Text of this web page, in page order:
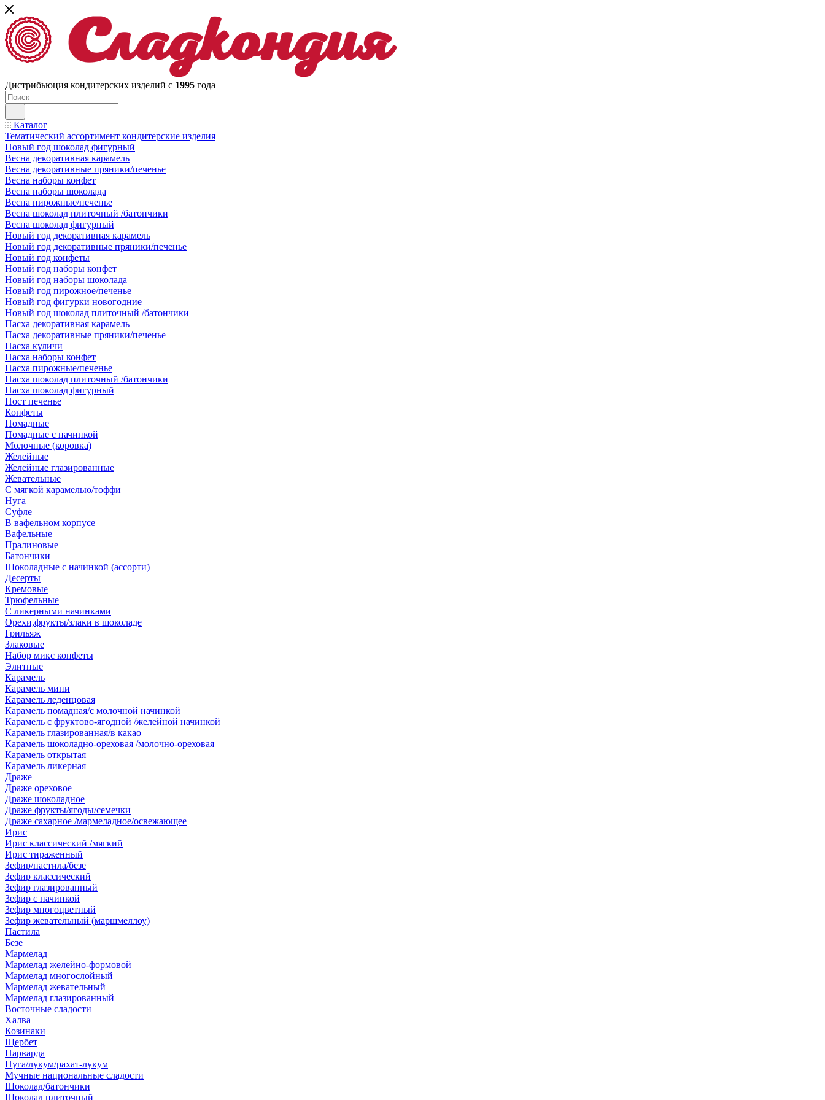
Дистрибьюция кондитерских изделий с 1995 года
Каталог
Тематический ассортимент кондитерские изделия
Новый год шоколад фигурный
Весна декоративная карамель
Весна декоративные пряники/печенье
Весна наборы конфет
Весна наборы шоколада
Весна пирожные/печенье
Весна шоколад плиточный /батончики
Весна шоколад фигурный
Новый год декоративная карамель
Новый год декоративные пряники/печенье
Новый год конфеты
Новый год наборы конфет
Новый год наборы шоколада
Новый год пирожное/печенье
Новый год фигурки новогодние
Новый год шоколад плиточный /батончики
Пасха декоративная карамель
Пасха декоративные пряники/печенье
Пасха куличи
Пасха наборы конфет
Пасха пирожные/печенье
Пасха шоколад плиточный /батончики
Пасха шоколад фигурный
Пост печенье
Конфеты
Помадные
Помадные с начинкой
Молочные (коровка)
Желейные
Желейные глазированные
Жевательные
С мягкой карамелью/тоффи
Нуга
Суфле
В вафельном корпусе
Вафельные
Пралиновые
Батончики
Шоколадные с начинкой (ассорти)
Десерты
Кремовые
Трюфельные
С ликерными начинками
Орехи,фрукты/злаки в шоколаде
Грильяж
Злаковые
Набор микс конфеты
Элитные
Карамель
Карамель мини
Карамель леденцовая
Карамель помадная/с молочной начинкой
Карамель с фруктово-ягодной /желейной начинкой
Карамель глазированная/в какао
Карамель шоколадно-ореховая /молочно-ореховая
Карамель открытая
Карамель ликерная
Драже
Драже ореховое
Драже шоколадное
Драже фрукты/ягоды/семечки
Драже сахарное /мармеладное/освежающее
Ирис
Ирис классический /мягкий
Ирис тираженный
Зефир/пастила/безе
Зефир классический
Зефир глазированный
Зефир с начинкой
Зефир многоцветный
Зефир жевательный (маршмеллоу)
Пастила
Безе
Мармелад
Мармелад желейно-формовой
Мармелад многослойный
Мармелад жевательный
Мармелад глазированный
Восточные сладости
Халва
Козинаки
Щербет
Парварда
Нуга/лукум/рахат-лукум
Мучные национальные сладости
Шоколад/батончики
Шоколад плиточный